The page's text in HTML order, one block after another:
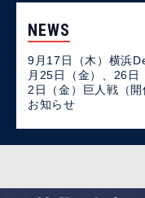
NEWS
9月17日（木）横浜
月25日（金）、26日
2日（金）巨人戦（
お知らせ